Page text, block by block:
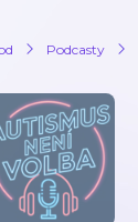
Podcasty